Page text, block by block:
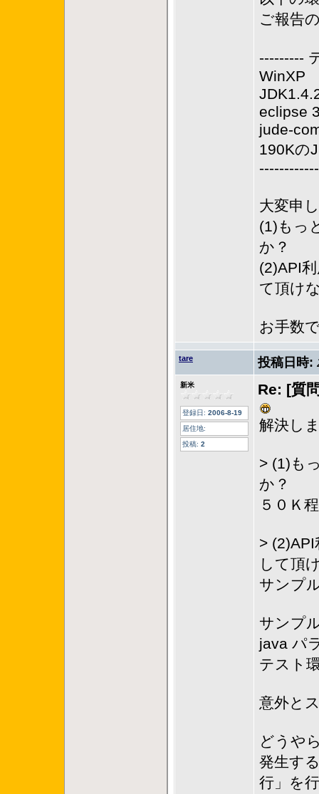
ご報告
---------
WinXP
eclipse
jude-
190Kの
大変申
(1)もっ
か？
(2)API
て頂け
お手数
tare 投稿日時:
新米
登録日: 2006-8-19
居住地:
投稿: 2
Re: [質
解決し
> (1)も
か？
５０Ｋ
>
して頂
サンプ
サンプ
java パ
テスト
意外と
どうや
発生す
行」を